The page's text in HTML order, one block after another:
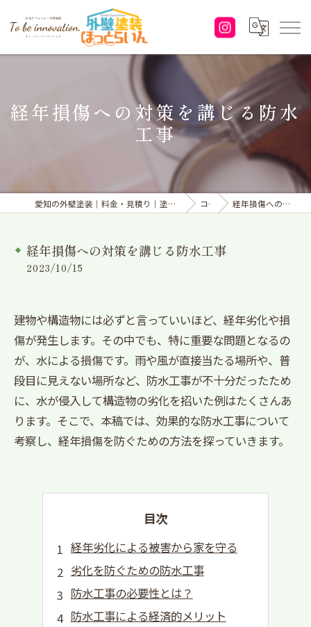
経年損傷への対策を講じる防水
工事
愛知の外壁塗装｜料金・見積り｜塗り替えなら「株式会社To be innovation.」へ コラム 経年損傷への対策を講じる防水工事
経年損傷への対策を講じる防水工事
2023/10/15
建物や構造物には必ずと言っていいほど、経年劣化や損
傷が発生します。その中でも、特に重要な問題となるの
が、水による損傷です。雨や風が直接当たる場所や、普
段目に見えない場所など、防水工事が不十分だったため
に、水が侵入して構造物の劣化を招いた例はたくさんあ
ります。そこで、本稿では、効果的な防水工事について
考察し、経年損傷を防ぐための方法を探っていきます。
目次
経年劣化による被害から家を守る
劣化を防ぐための防水工事
防水工事の必要性とは？
防水工事による経済的メリット